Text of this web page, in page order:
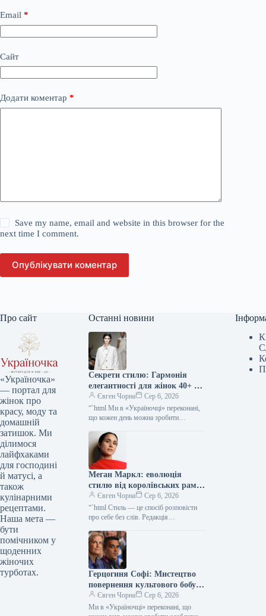
Email *
Сайт
Додати коментар *
Save my name, email and website in this browser for the
next time I comment.
Опублікувати коментар
Про сайт
«Україночка»
— портал для
жінок про
красу, моду та
домашній
затишок. Ми
ділимося
лайфхаками
для господині
й матусі, а
також
кулінарними
рецептами.
Наша мета —
бути
помічником у
щоденних
жіночих
турботах.
Останні новини
Секрети стилю: Гармонія
елегантності для жінок 40+ від
топ-стилістки
Євген Чорна
Сер 6, 2026
“`html Ми в «Україночці» переконані,
що кожен день можна зробити
трішки натхнення. Сьогодні ми
розбираємося…
Меган Маркл: еволюція
стилю від королівських рамок
до тренду тихої розкоші
Євген Чорна
Сер 6, 2026
“`html Стиль — це спосіб розповісти
про себе без слів. Редакція
останніми тенденціями, і сьогодні
ми…
Герцогиня Софі: Мистецтво
повернення культового бобу
90-х у новій грані розкішної
гармонії
Євген Чорна
Сер 6, 2026
Ми в «Україночці» переконані, що